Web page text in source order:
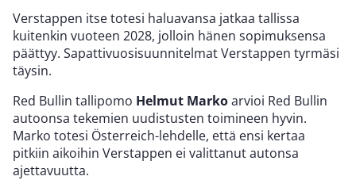
Verstappen itse totesi haluavansa jatkaa tallissa
kuitenkin vuoteen 2028, jolloin hänen sopimuksensa
päättyy. Sapattivuosisuunnitelmat Verstappen tyrmäsi
täysin.
Red Bullin tallipomo Helmut Markoarvioi Red Bullin
autoonsa tekemien uudistusten toimineen hyvin.
Marko totesi Österreich-lehdelle, että ensi kertaa
pitkiin aikoihin Verstappen ei valittanut autonsa
ajettavuutta.